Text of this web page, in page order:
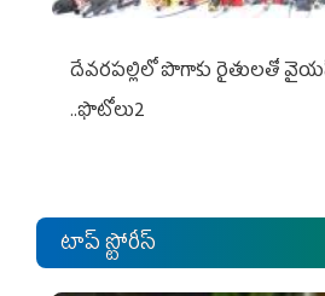
దేవరపల్లిలో పొగాకు రైతులతో
..ఫొటోలు2
టాప్ స్టోరీస్